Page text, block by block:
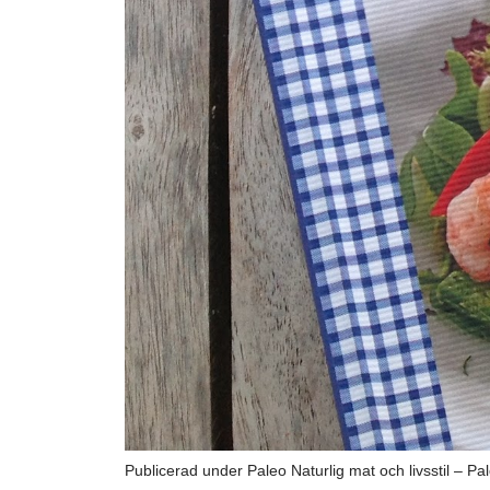
Publicerad under Paleo Naturlig mat och livsstil –